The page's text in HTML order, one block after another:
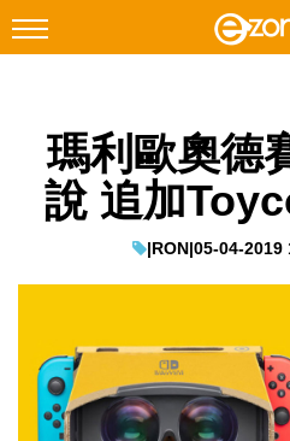
Facebook Instagram
科技焦點
遊戲動漫
EduTech
IT Times
瑪利歐奧德
說 追加
|RON|05-04-2019